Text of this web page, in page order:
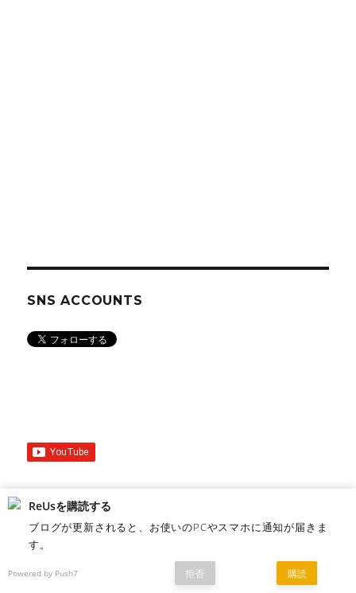
SNS ACCOUNTS
EXTRA
Twitter乗っ取りのお話
ReUsを購読する
ブログが更新されると、お使いのPCやスマホに通知が届きま
す。
Powered by Push7 拒否 購読